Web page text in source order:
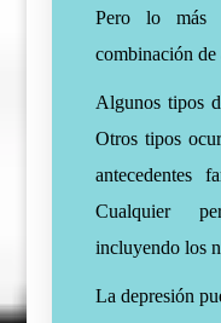
Pero lo más
combinación de
Algunos tipos
Otros tipos
antecedentes
Cualquier
incluyendo los
La depresión